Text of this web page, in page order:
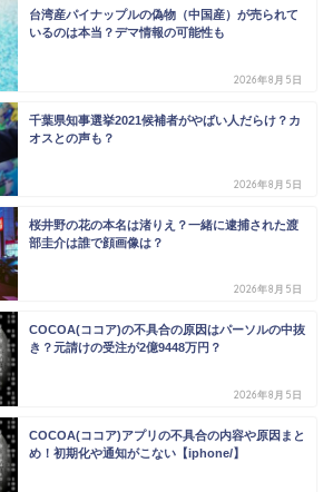
台湾産パイナップルの偽物（中国産）が売られて
いるのは本当？デマ情報の可能性も
2026年8月5日
千葉県知事選挙2021候補者がやばい人だらけ？カ
オスとの声も？
2026年8月5日
桜井野の花の本名は渚りえ？一緒に逮捕された渡
部圭介は誰で顔画像は？
2026年8月5日
COCOA(ココア)の不具合の原因はパーソルの中抜
き？元請けの受注が2億9448万円？
2026年8月5日
COCOA(ココア)アプリの不具合の内容や原因まと
め！初期化や通知がこない【iphone/】